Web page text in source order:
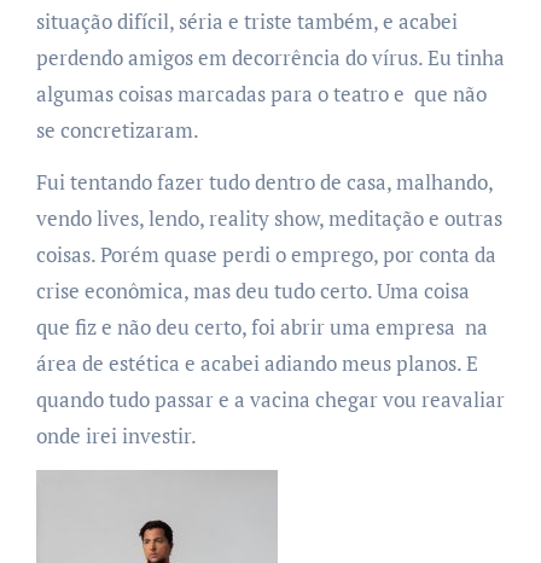
situação difícil, séria e triste também, e acabei
perdendo amigos em decorrência do vírus. Eu tinha
algumas coisas marcadas para o teatro e que não
se concretizaram.
Fui tentando fazer tudo dentro de casa, malhando,
vendo lives, lendo,realityshow, meditação e outras
coisas. Porém quase perdi o emprego, por conta da
crise econômica, mas deu tudo certo. Uma coisa
que fiz e não deu certo, foi abrir uma empresa na
área de estética e acabei adiando meus planos. E
quando tudo passar e a vacina chegar vou reavaliar
onde irei investir.